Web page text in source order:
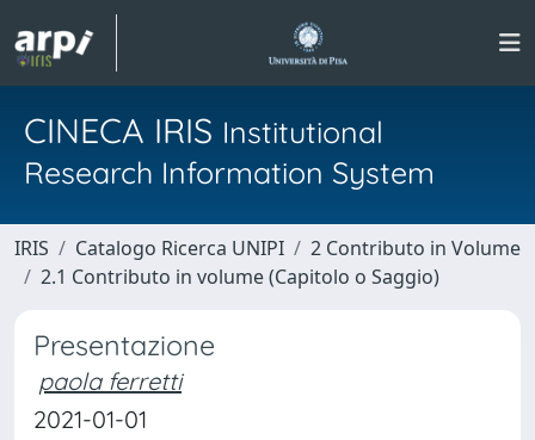
CINECA IRIS Institutional
Research Information System
IRIS Catalogo Ricerca UNIPI
2 Contributo in Volume
2.1 Contributo in volume (Capitolo o Saggio)
Presentazione
paola ferretti
2021-01-01